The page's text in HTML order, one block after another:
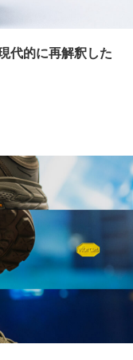
代的に再解釈した